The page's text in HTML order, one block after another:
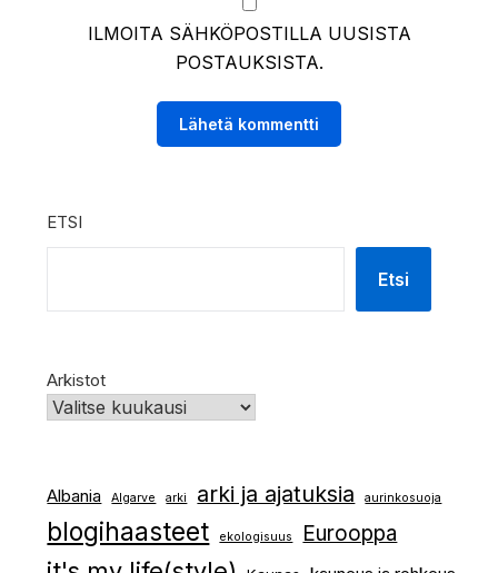
ILMOITA SÄHKÖPOSTILLA UUSISTA
POSTAUKSISTA.
ETSI
Etsi
Arkistot
Albania Algarve arki arki ja ajatuksia aurinkosuoja
blogihaasteet ekologisuus Eurooppa